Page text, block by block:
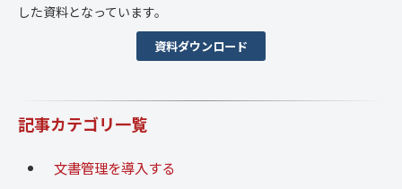
した資料となっています。
資料ダウンロード
記事カテゴリ一覧
文書管理を導入する